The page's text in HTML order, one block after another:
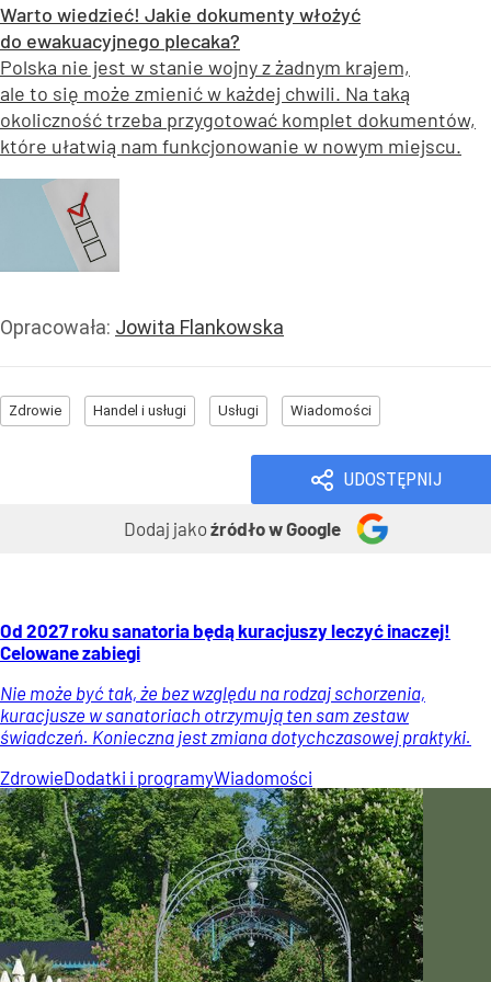
Warto wiedzieć! Jakie dokumenty włożyć
do ewakuacyjnego plecaka?
Polska nie jest w stanie wojny z żadnym krajem,
ale to się może zmienić w każdej chwili. Na taką
okoliczność trzeba przygotować komplet dokumentów,
które ułatwią nam funkcjonowanie w nowym miejscu.
Opracowała: Jowita Flankowska
Zdrowie Handel i usługi Usługi Wiadomości
UDOSTĘPNIJ
Dodaj jakoźródło w Google
Od 2027 roku sanatoria będą kuracjuszy leczyć inaczej!
Celowane zabiegi
Nie może być tak, że bez względu na rodzaj schorzenia,
kuracjusze w sanatoriach otrzymują ten sam zestaw
świadczeń. Konieczna jest zmiana dotychczasowej praktyki.
ZdrowieDodatki i programyWiadomości